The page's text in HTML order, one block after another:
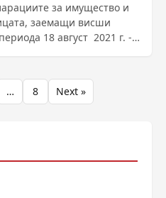
за имущество и
заемащи висши
18 август 2021 г. -
… 8 Next »